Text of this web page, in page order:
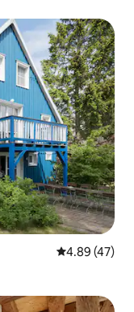
평점 4.89점(5
4.89 (47)